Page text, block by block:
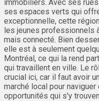
immobiliers. Avec ses
ses espaces verts qui
exceptionnelle, cette
les jeunes professionnels
mais connecté. Bien
elle est à seulement
Montréal, ce qui la rend
qui travaillent en ville. Le
crucial ici, car il faut avoir
marché local pour
opportunités qui s'y